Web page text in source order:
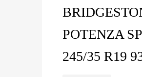
POTENZA
245/35 R19